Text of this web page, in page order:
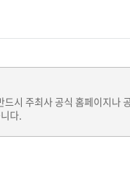
시 주최사 공식 홈페이지나
다.